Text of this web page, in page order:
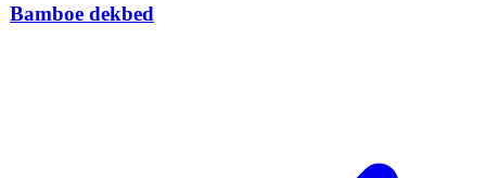
Bamboe dekbed